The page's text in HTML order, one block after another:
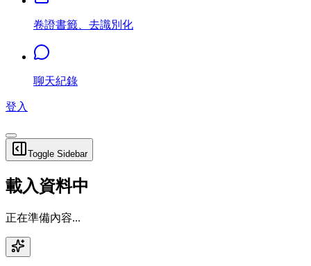
卷證書籤、去識別化
聊天紀錄
登入
Toggle Sidebar
載入資料中
正在準備內容...